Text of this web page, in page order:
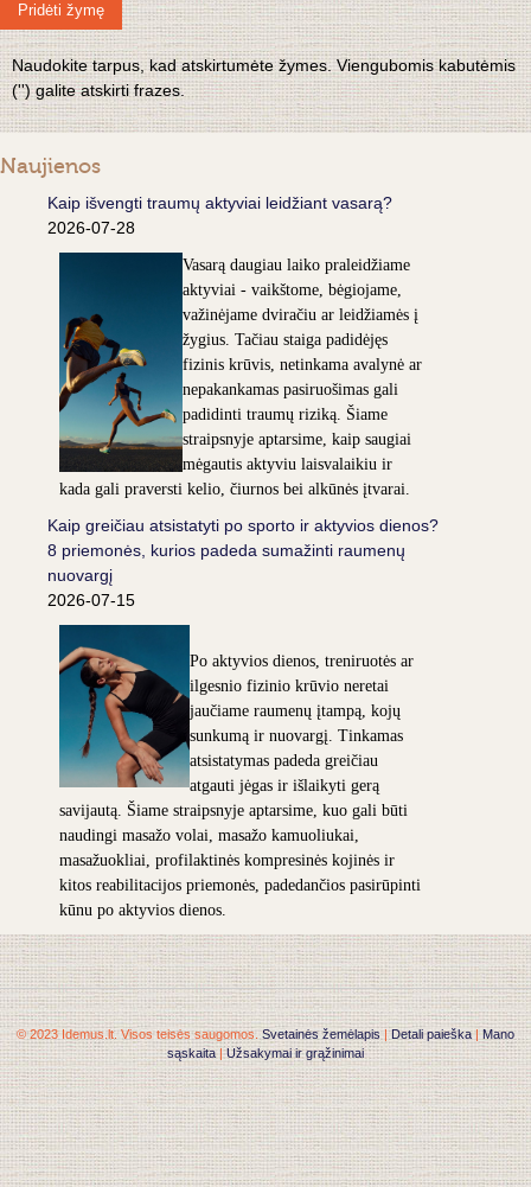
Pridėti žymę
Naudokite tarpus, kad atskirtumėte žymes. Viengubomis kabutėmis
('') galite atskirti frazes.
Naujienos
Kaip išvengti traumų aktyviai leidžiant vasarą?
2026-07-28
Vasarą daugiau laiko praleidžiame
aktyviai - vaikštome, bėgiojame,
važinėjame dviračiu ar leidžiamės į
žygius. Tačiau staiga padidėjęs
fizinis krūvis, netinkama avalynė ar
nepakankamas pasiruošimas gali
padidinti traumų riziką. Šiame
straipsnyje aptarsime, kaip saugiai
mėgautis aktyviu laisvalaikiu ir
kada gali praversti kelio, čiurnos bei alkūnės įtvarai.
Kaip greičiau atsistatyti po sporto ir aktyvios dienos?
8 priemonės, kurios padeda sumažinti raumenų
nuovargį
2026-07-15
Po aktyvios dienos, treniruotės ar
ilgesnio fizinio krūvio neretai
jaučiame raumenų įtampą, kojų
sunkumą ir nuovargį. Tinkamas
atsistatymas padeda greičiau
atgauti jėgas ir išlaikyti gerą
savijautą. Šiame straipsnyje aptarsime, kuo gali būti
naudingi masažo volai, masažo kamuoliukai,
masažuokliai, profilaktinės kompresinės kojinės ir
kitos reabilitacijos priemonės, padedančios pasirūpinti
kūnu po aktyvios dienos.
© 2023 Idemus.lt. Visos teisės saugomos.Svetainės žemėlapis|Detali paieška |Mano
sąskaita|Užsakymai ir grąžinimai